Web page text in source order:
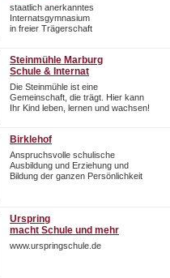
staatlich anerkanntes
Internatsgymnasium
in freier Trägerschaft
Steinmühle Marburg
Schule & Internat
Die Steinmühle ist eine
Gemeinschaft, die trägt. Hier kann
Ihr Kind leben, lernen und wachsen!
Birklehof
Anspruchsvolle schulische
Ausbildung und Erziehung und
Bildung der ganzen Persönlichkeit
Urspring
macht Schule und mehr
www.urspringschule.de